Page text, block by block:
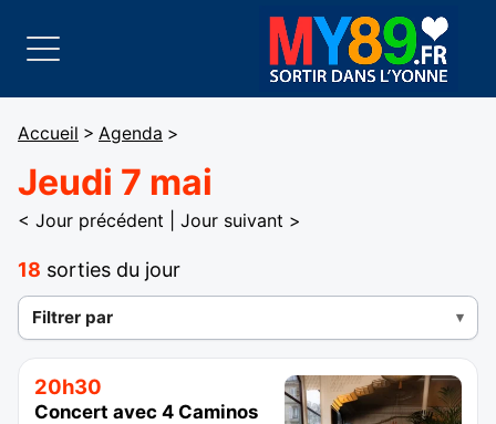
Accueil > Agenda >
Jeudi 7 mai
< Jour précédent Jour suivant >
18 sorties du jour
Filtrer par
20h30
Concert avec 4 Caminos